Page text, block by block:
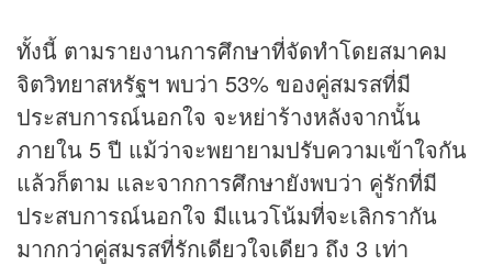
ทั้งนี้ ตามรายงานการศึกษาที่จัดทำโดยสมาคม
จิตวิทยาสหรัฐฯ พบว่า 53% ของคู่สมรสที่มี
ประสบการณ์นอกใจ จะหย่าร้างหลังจากนั้น
ภายใน 5 ปี แม้ว่าจะพยายามปรับความเข้าใจกัน
แล้วก็ตาม และจากการศึกษายังพบว่า คู่รักที่มี
ประสบการณ์นอกใจ มีแนวโน้มที่จะเลิกรากัน
มากกว่าคู่สมรสที่รักเดียวใจเดียว ถึง 3 เท่า